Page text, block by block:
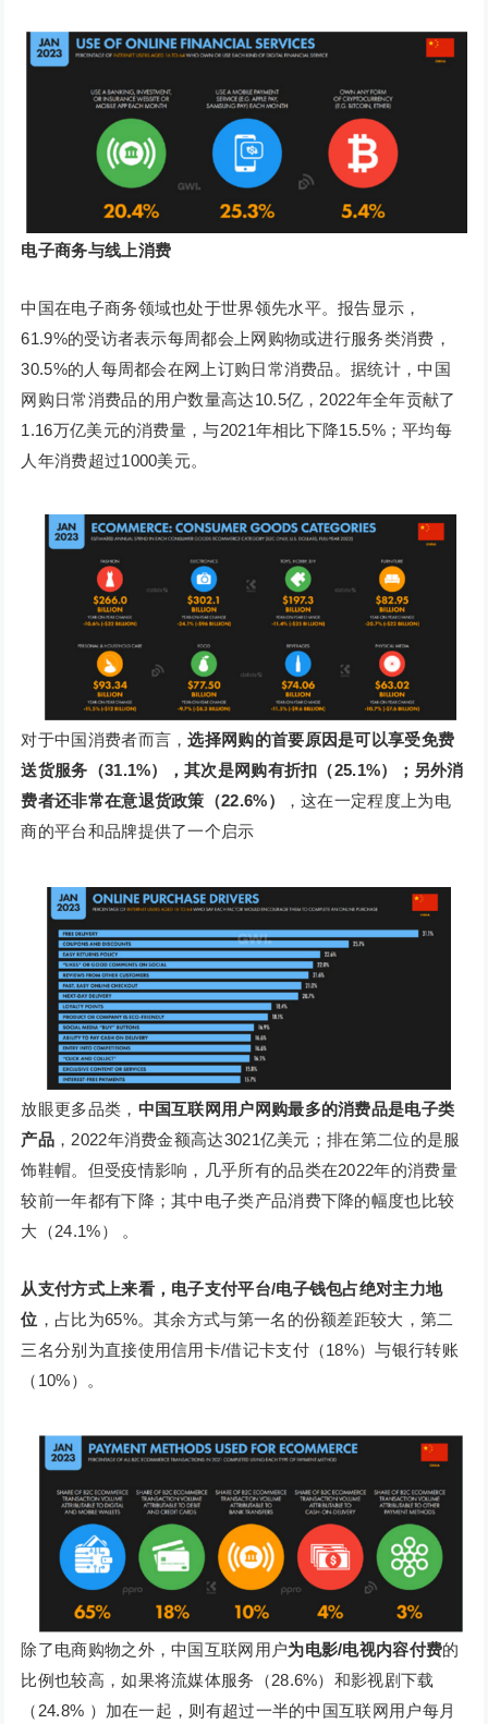
电子商务与线上消费
中国在电子商务领域也处于世界领先水平。报告显示，
61.9%的受访者表示每周都会上网购物或进行服务类消费，
30.5%的人每周都会在网上订购日常消费品。据统计，中国
网购日常消费品的用户数量高达10.5亿，2022年全年贡献了
1.16万亿美元的消费量，与2021年相比下降15.5%；平均每
人年消费超过1000美元。
对于中国消费者而言，选择网购的首要原因是可以享受免费
送货服务（31.1%），其次是网购有折扣（25.1%）；另外消
费者还非常在意退货政策（22.6%）
，这在一定程度上为电
商的平台和品牌提供了一个启示
放眼更多品类， 中国互联网用户网购最多的消费品是电子类
产品 ，2022年消费金额高达3021亿美元；排在第二位的是服
饰鞋帽。但受疫情影响，几乎所有的品类在2022年的消费量
较前一年都有下降；其中电子类产品消费下降的幅度也比较
大（24.1%） 。
从支付方式上来看，电子支付平台/电子钱包占绝对主力地
位 ，占比为65%。其余方式与第一名的份额差距较大，第二
三名分别为直接使用信用卡/借记卡支付（18%）与银行转账
（10%）。
除了电商购物之外，中国互联网用户为电影/电视内容付费的
比例也较高，如果将流媒体服务（28.6%）和影视剧下载
（24.8% ）加在一起，则有超过一半的中国互联网用户每月